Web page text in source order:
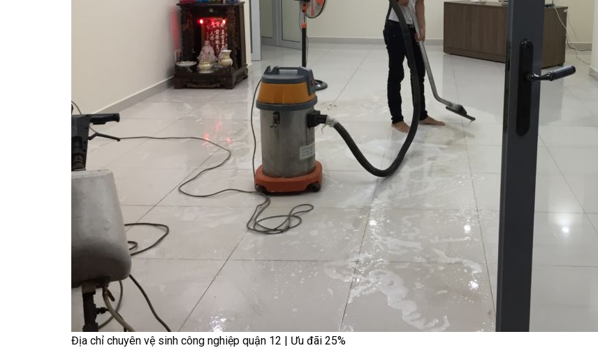
Địa chỉ chuyên vệ sinh công nghiệp quận 12 | Ưu đãi 25%